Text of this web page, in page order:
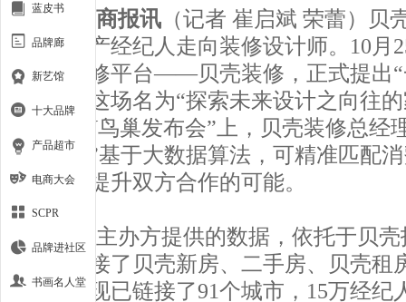
北京商报讯 （记者 崔启斌 荣蕾）贝
从房地产经纪人走向装修设计师。10月
旗下装修平台——贝壳装修，正式提出“
念，在这场名为“探索未来设计之向往
计’CHV鸟巢发布会”上，贝壳装修总经
一设计”基于大数据算法，可精准匹配
将大大提升双方合作的可能。
来自主办方提供的数据，依托于贝
修，承接了贝壳新房、二手房、贝壳租
户量，现已链接了91个城市，15万经纪
蓝皮书
品牌廊
新艺馆
十大品牌
产品超市
电商大会
SCPR
品牌进社区
书画名人堂